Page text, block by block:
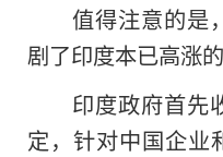
值得注意的是
剧了印度本已高涨
印度政府首先
定，针对中国企业